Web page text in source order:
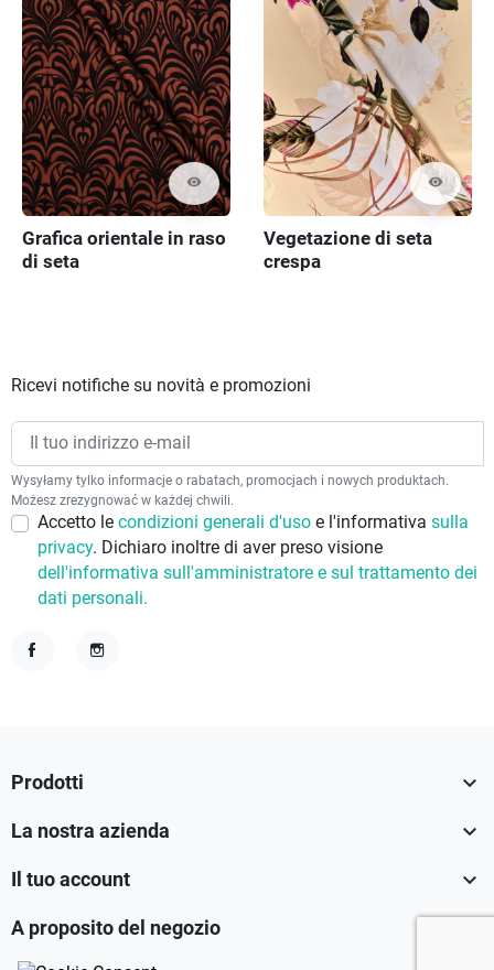
visibility
Grafica orientale in raso
di seta
visibility
Vegetazione di seta
crespa
Ricevi notifiche su novità e promozioni
Wysyłamy tylko informacje o rabatach, promocjach i nowych produktach.
Możesz zrezygnować w każdej chwili.
Accetto le condizioni generali d'uso e l'informativa sulla
privacy. Dichiaro inoltre di aver preso visione
dell'informativa sull'amministratore e sul trattamento dei
dati personali.
Prodotti 
La nostra azienda 
Il tuo account 
A proposito del negozio